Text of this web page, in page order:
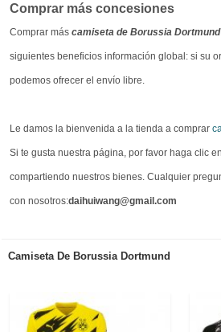
Comprar más concesiones
Comprar más camiseta de Borussia Dortmund
siguientes beneficios información global: si su
podemos ofrecer el envío libre.
Le damos la bienvenida a la tienda a comprar
Si te gusta nuestra página, por favor haga clic
compartiendo nuestros bienes. Cualquier
con nosotros:daihuiwang@gmail.com
Camiseta De Borussia Dortmund